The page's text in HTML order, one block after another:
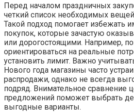
Перед началом праздничных
четкий список необходимых
Такой подход помогает избежать
покупок, которые зачастую
или дорогостоящими. Например,
ориентироваться на реальные
установить лимит. Важно
Нового года магазины часто
распродажи, однако не всегда
подряд. Внимательное сравнение
предложений поможет выбрать
выгодные варианты.